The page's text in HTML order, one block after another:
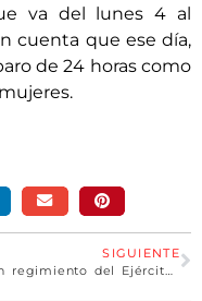
va del lunes 4 al
cuenta que ese día,
de 24 horas como
SIGUIENTE
Un regimiento del Ejército en Misiones recibió con honores la visita del genocida Horacio Losito